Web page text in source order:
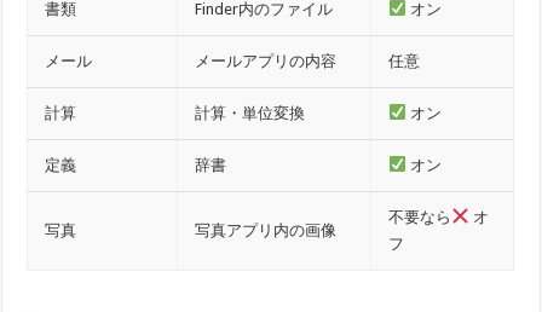
書類 Finder内のファイル オン
メール メールアプリの内容 任意
計算 計算・単位変換 オン
定義 辞書 オン
写真 写真アプリ内の画像
不要なら
オ
フ